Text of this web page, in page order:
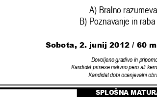
A) Bralno
B) Poznavanje in
Dovoljeno gradivo in
Kandidat prinese nalivno pero ali
Kandidat dobi ocenjevalni
Sobota, 2. junij 2012 / 60
SPLOŠNA